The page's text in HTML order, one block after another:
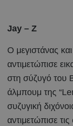
Jay – Z
Ο μεγιστάνας
αντιμετώπισε
στη σύζυγό του
άλμπουμ της
συζυγική
αντιμετώπισε